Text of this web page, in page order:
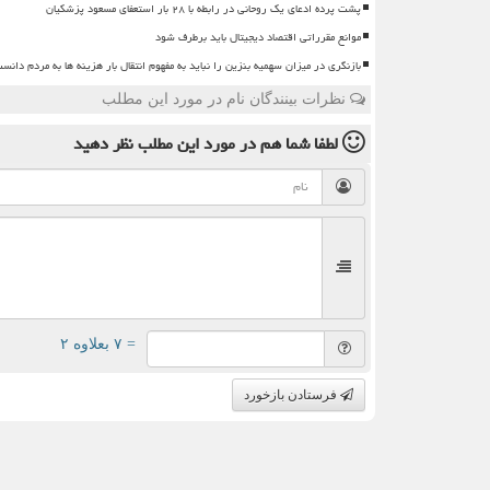
پشت پرده ادعای یک روحانی در رابطه با ۲۸ بار استعفای مسعود پزشکیان
موانع مقرراتی اقتصاد دیجیتال باید برطرف شود
بازنگری در میزان سهمیه بنزین را نباید به مفهوم انتقال بار هزینه ها به مردم
نظرات بینندگان نام در مورد این مطلب
لطفا شما همدر مورد این مطلبنظر دهید
= ۷ بعلاوه ۲
فرستادن بازخورد